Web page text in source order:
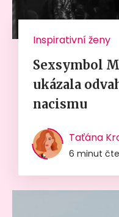
Inspirativní ženy
Sexsymbol
ukázala
nacismu
Taťána
6 minut